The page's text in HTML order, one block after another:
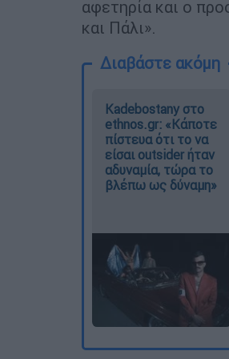
αφετηρία και ο
και Πάλι».
Διαβάστε ακόμη
Kadebostany στο
ethnos.gr: «Κάποτε
πίστευα ότι το να
είσαι outsider ήταν
αδυναμία, τώρα το
βλέπω ως δύναμη»